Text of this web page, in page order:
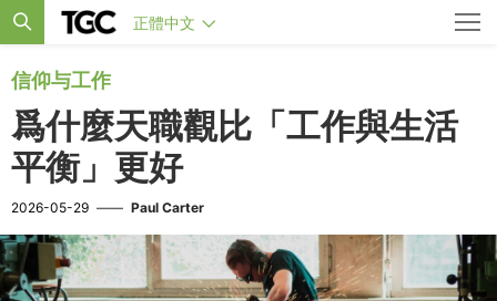
正體中文
信仰与工作
爲什麼天職觀比「工作與生活
平衡」更好
2026-05-29 —— Paul Carter